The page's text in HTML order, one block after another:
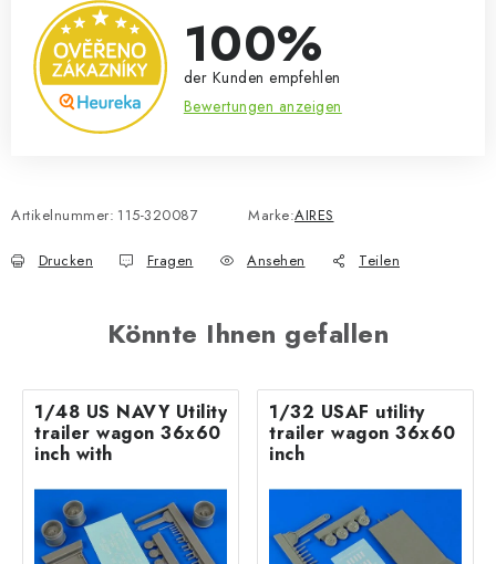
100%
der Kunden empfehlen
Bewertungen anzeigen
Artikelnummer: 115-320087 Marke:AIRES
Drucken Fragen Ansehen Teilen
Könnte Ihnen gefallen
1/48 US NAVY Utility
trailer wagon 36x60
inch with
1/32 USAF utility
trailer wagon 36x60
inch